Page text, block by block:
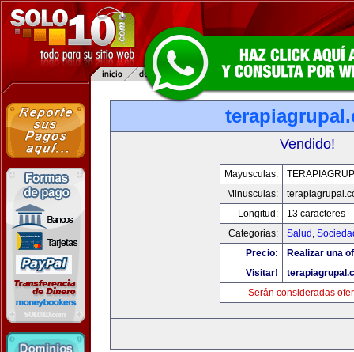
Vendido!
Mayusculas:
Minusculas:
Longitud:
13 caracteres
Categorias:
Salud ,
Precio:
Realizar una
Visitar!
Serán consideradas